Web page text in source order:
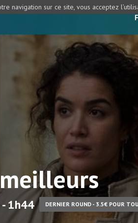
- 1h44 DERNIER ROUND - 3.5€ POUR
navigation sur ce site, vous acceptez